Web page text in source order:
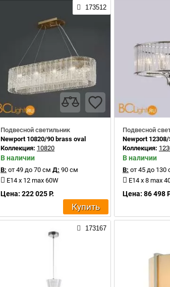
173512
Подвесной светильник
Newport 10820/90 brass oval
Коллекция: 10820
В наличии
В: от 49 до 70 см Д: 90 см
E14 x 12 max 60W
Цена: 222 025 Р.
Купить
Подвесной
Newport 12308/
Коллекция:
В наличии
В: от 45 до 130
E14 x 8 max
Цена: 86 498
173167